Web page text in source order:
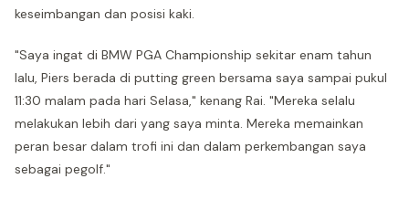
keseimbangan dan posisi kaki.
"Saya ingat di BMW PGA Championship sekitar enam tahun
lalu, Piers berada di putting green bersama saya sampai pukul
11:30 malam pada hari Selasa," kenang Rai. "Mereka selalu
melakukan lebih dari yang saya minta. Mereka memainkan
peran besar dalam trofi ini dan dalam perkembangan saya
sebagai pegolf."